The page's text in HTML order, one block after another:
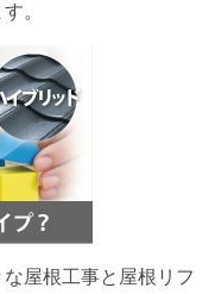
。
屋根工事と屋根リフ